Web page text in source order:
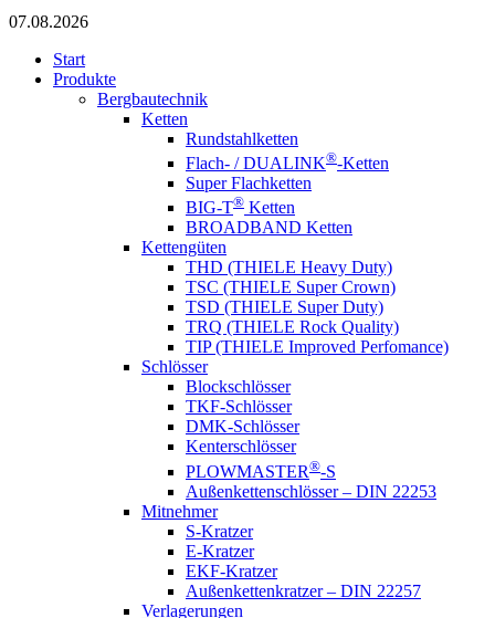
07.08.2026
Start
Produkte
Bergbautechnik
Ketten
Rundstahlketten
Flach- / DUALINK®-Ketten
Super Flachketten
BIG-T® Ketten
BROADBAND Ketten
Kettengüten
THD (THIELE Heavy Duty)
TSC (THIELE Super Crown)
TSD (THIELE Super Duty)
TRQ (THIELE Rock Quality)
TIP (THIELE Improved Perfomance)
Schlösser
Blockschlösser
TKF-Schlösser
DMK-Schlösser
Kenterschlösser
PLOWMASTER®-S
Außenkettenschlösser – DIN 22253
Mitnehmer
S-Kratzer
E-Kratzer
EKF-Kratzer
Außenkettenkratzer – DIN 22257
Verlagerungen